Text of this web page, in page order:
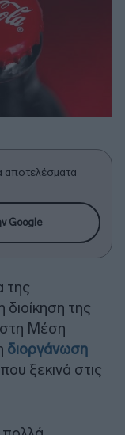
αποτελέσματα
Google
της
της
στη Μέση
διοργάνωση
ξεκινά στις